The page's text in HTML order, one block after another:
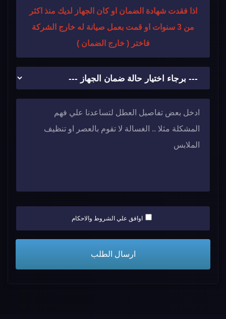
اذا فقدت شهادة الضمان او كان الجهاز لديك منذ اكثر
من 3 سنوات او قمت بعمل صيانة له خارج الشركة
فاختر ( خارج الضمان )
اوافق علي الشروط والاحكام